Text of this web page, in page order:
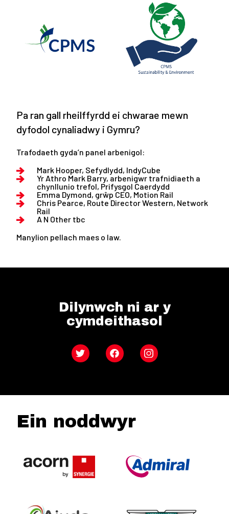
Pa ran gall rheilffyrdd ei chwarae mewn
dyfodol cynaliadwy i Gymru?
Trafodaeth gyda’n panel arbenigol:
Mark Hooper, Sefydlydd, IndyCube
Yr Athro Mark Barry, arbenigwr trafnidiaeth a
chynllunio trefol, Prifysgol Caerdydd
Emma Dymond, grŵp CEO, Motion Rail
Chris Pearce, Route Director Western, Network
Rail
A N Other tbc
Manylion pellach maes o law.
Dilynwch ni ar y
cymdeithasol
Twitter FacebookInstagram
Ein noddwyr